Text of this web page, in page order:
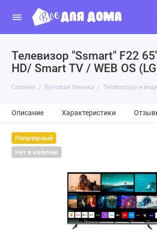
Телевизор "Ssmart" F22
HD/ Smart TV / WEB OS
Главная Бытовая техника Телевизоры и
Описание Характеристики
Популярный
Нет в наличии